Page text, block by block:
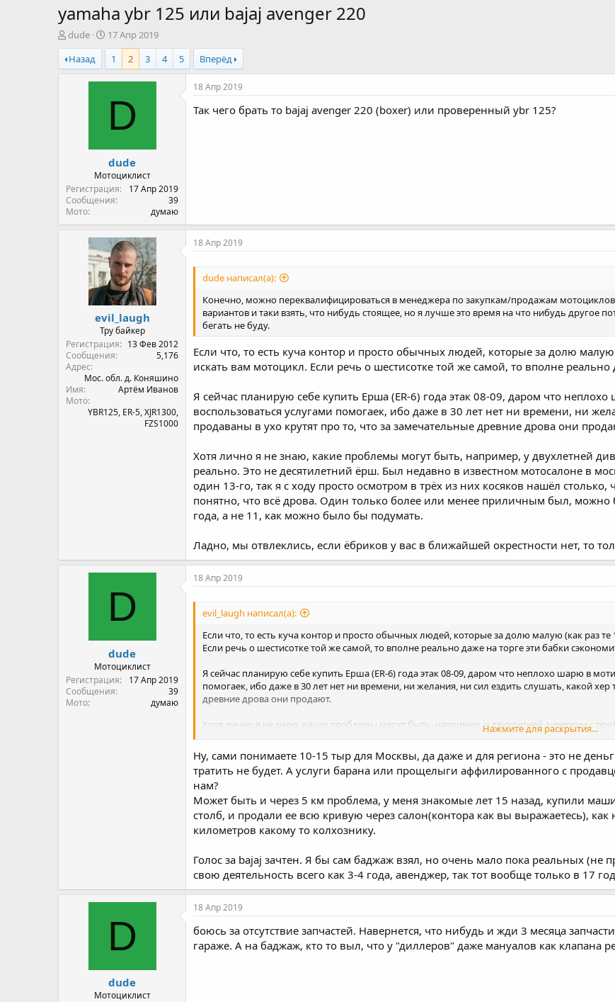
yamaha ybr 125 или bajaj avenger 220
А
в
т
о
dude
Д
а
а
н
а
17 Апр 2019
Назад
1 2 3 4 5 Вперёд
D
dude
Мотоциклист
Регистрация
17 Апр 2019
Сообщения
39
Мото
думаю
18 Апр 2019
Так чего брать то bajaj avenger 220 (boxer) или проверенный ybr 125?
evil_laugh
Тру байкер
Регистрация
13 Фев 2012
Сообщения
5,176
Адрес
Мос. обл. д. Коняшино
Имя
Артём Иванов
Мото
YBR125, ER-5, XJR1300,
FZS1000
18 Апр 2019
dude написал(а):
Конечно, можно переквалифицироваться в менеджера по закупкам/продажам
вариантов и таки взять, что нибудь стоящее, но я лучше это время на что нибудь другое
бегать не буду.
Если что, то есть куча контор и просто обычных людей, которые за долю малую
искать вам мотоцикл. Если речь о шестисотке той же самой, то вполне реально
Я сейчас планирую себе купить Ерша (ER-6) года этак 08-09, даром что
воспользоваться услугами помогаек, ибо даже в 30 лет нет ни времени, ни
продаваны в ухо крутят про то, что за замечательные древние дрова они
Хотя лично я не знаю, какие проблемы могут быть, например, у двухлетней
реально. Это не десятилетний ёрш. Был недавно в известном мотосалоне в
один 13-го, так я с ходу просто осмотром в трёх из них косяков нашёл
понятно, что всё дрова. Один только более или менее приличным был, можно
года, а не 11, как можно было бы подумать.
Ладно, мы отвлеклись, если ёбриков у вас в ближайшей окрестности нет, то
D
dude
Мотоциклист
Регистрация
17 Апр 2019
Сообщения
39
Мото
думаю
18 Апр 2019
evil_laugh написал(а):
Если что, то есть куча контор и просто обычных людей, которые за долю малую (как раз те
Если речь о шестисотке той же самой, то вполне реально даже на торге эти бабки
Я сейчас планирую себе купить Ерша (ER-6) года этак 08-09, даром что неплохо шарю в
помогаек, ибо даже в 30 лет нет ни времени, ни желания, ни сил ездить слушать, какой
древние дрова они продают.
Хотя лично я не знаю, какие проблемы могут быть, например, у двухлетней диверсии с
десятилетний ёрш. Был недавно в известном мотосалоне в москве, стоят четыре ерша, два
осмотром в трёх из них косяков нашёл столько, что я даже моторы заводить бы не стал, и
приличным был, можно было бы рассмотреть, и внезапно этот мотоцикл 06 года, а не 11,
Ладно, мы отвлеклись, если ёбриков у вас в ближайшей окрестности нет, то только индус и
Нажмите для раскрытия...
Ну, сами понимаете 10-15 тыр для Москвы, да даже и для региона - это не
тратить не будет. А услуги барана или прощелыги аффилированного с
нам?
Может быть и через 5 км проблема, у меня знакомые лет 15 назад, купили
столб, и продали ее всю кривую через салон(контора как вы выражаетесь),
километров какому то колхознику.
Голос за bajaj зачтен. Я бы сам баджаж взял, но очень мало пока реальных (не
свою деятельность всего как 3-4 года, авенджер, так тот вообще только в 17
D
dude
Мотоциклист
18 Апр 2019
боюсь за отсутствие запчастей. Навернется, что нибудь и жди 3 месяца
гараже. А на баджаж, кто то выл, что у "диллеров" даже мануалов как клапана